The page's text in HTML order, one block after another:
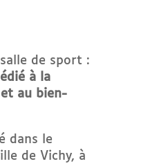
de sport :
à la
au bien-
dans le
de Vichy, à